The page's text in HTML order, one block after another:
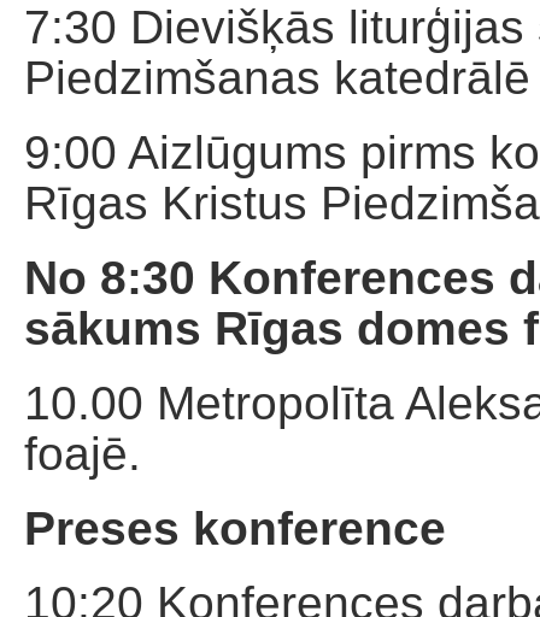
7:30 Dievišķās
Piedzimšanas
9:00 Aizlūgums pirms
Rīgas Kristus
No 8:30 Konferences
sākums Rīgas domes
10.00 Metropolīta
foajē.
Preses konference
10:20 Konferences